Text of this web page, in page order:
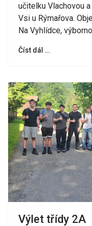
učitelku Vlachovou
Vsi u Rýmařova.
Na Vyhlídce,
Číst dál …
Výlet třídy 2A